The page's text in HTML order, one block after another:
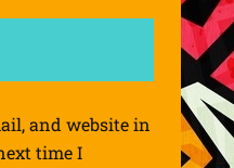
and website in
time I